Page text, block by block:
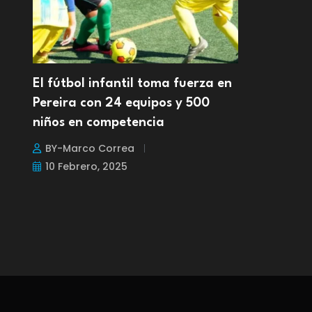
El fútbol infantil toma fuerza en
Pereira con 24 equipos y 500
niños en competencia
BY-Marco Correa
10 Febrero, 2025